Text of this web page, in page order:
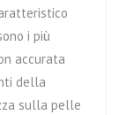
i più
accurata
della
sulla pelle